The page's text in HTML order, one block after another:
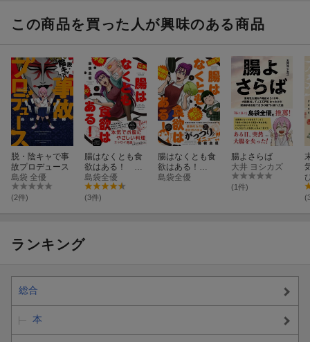
この商品を買った人が興味のある商品
脱・陰キャで事
故プロデュース
島袋 全優
(2件)
腸はなくとも食
欲はある！
（1）
島袋全優
(3件)
腸はなくとも食
欲はある！
（2）
島袋全優
腸よさらば
大井 ヨシカズ
(1件)
ランキング
総合
本